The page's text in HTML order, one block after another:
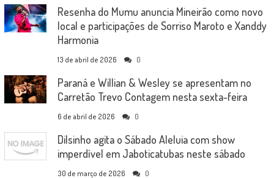
Resenha do Mumu anuncia Mineirão como novo
local e participações de Sorriso Maroto e Xanddy
Harmonia
13 de abril de 2026 0
Paraná e Willian & Wesley se apresentam no
Carretão Trevo Contagem nesta sexta-feira
6 de abril de 2026 0
Dilsinho agita o Sábado Aleluia com show
imperdível em Jaboticatubas neste sábado
30 de março de 2026 0